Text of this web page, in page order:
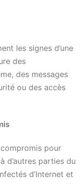
les signes d’une
des
des messages
ou des accès
pour
d’autres parties du
d’Internet et